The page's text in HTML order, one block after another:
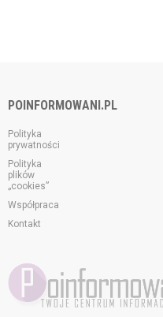
POINFORMOWANI.PL
Polityka
prywatności
Polityka
plików
„cookies”
Współpraca
Kontakt